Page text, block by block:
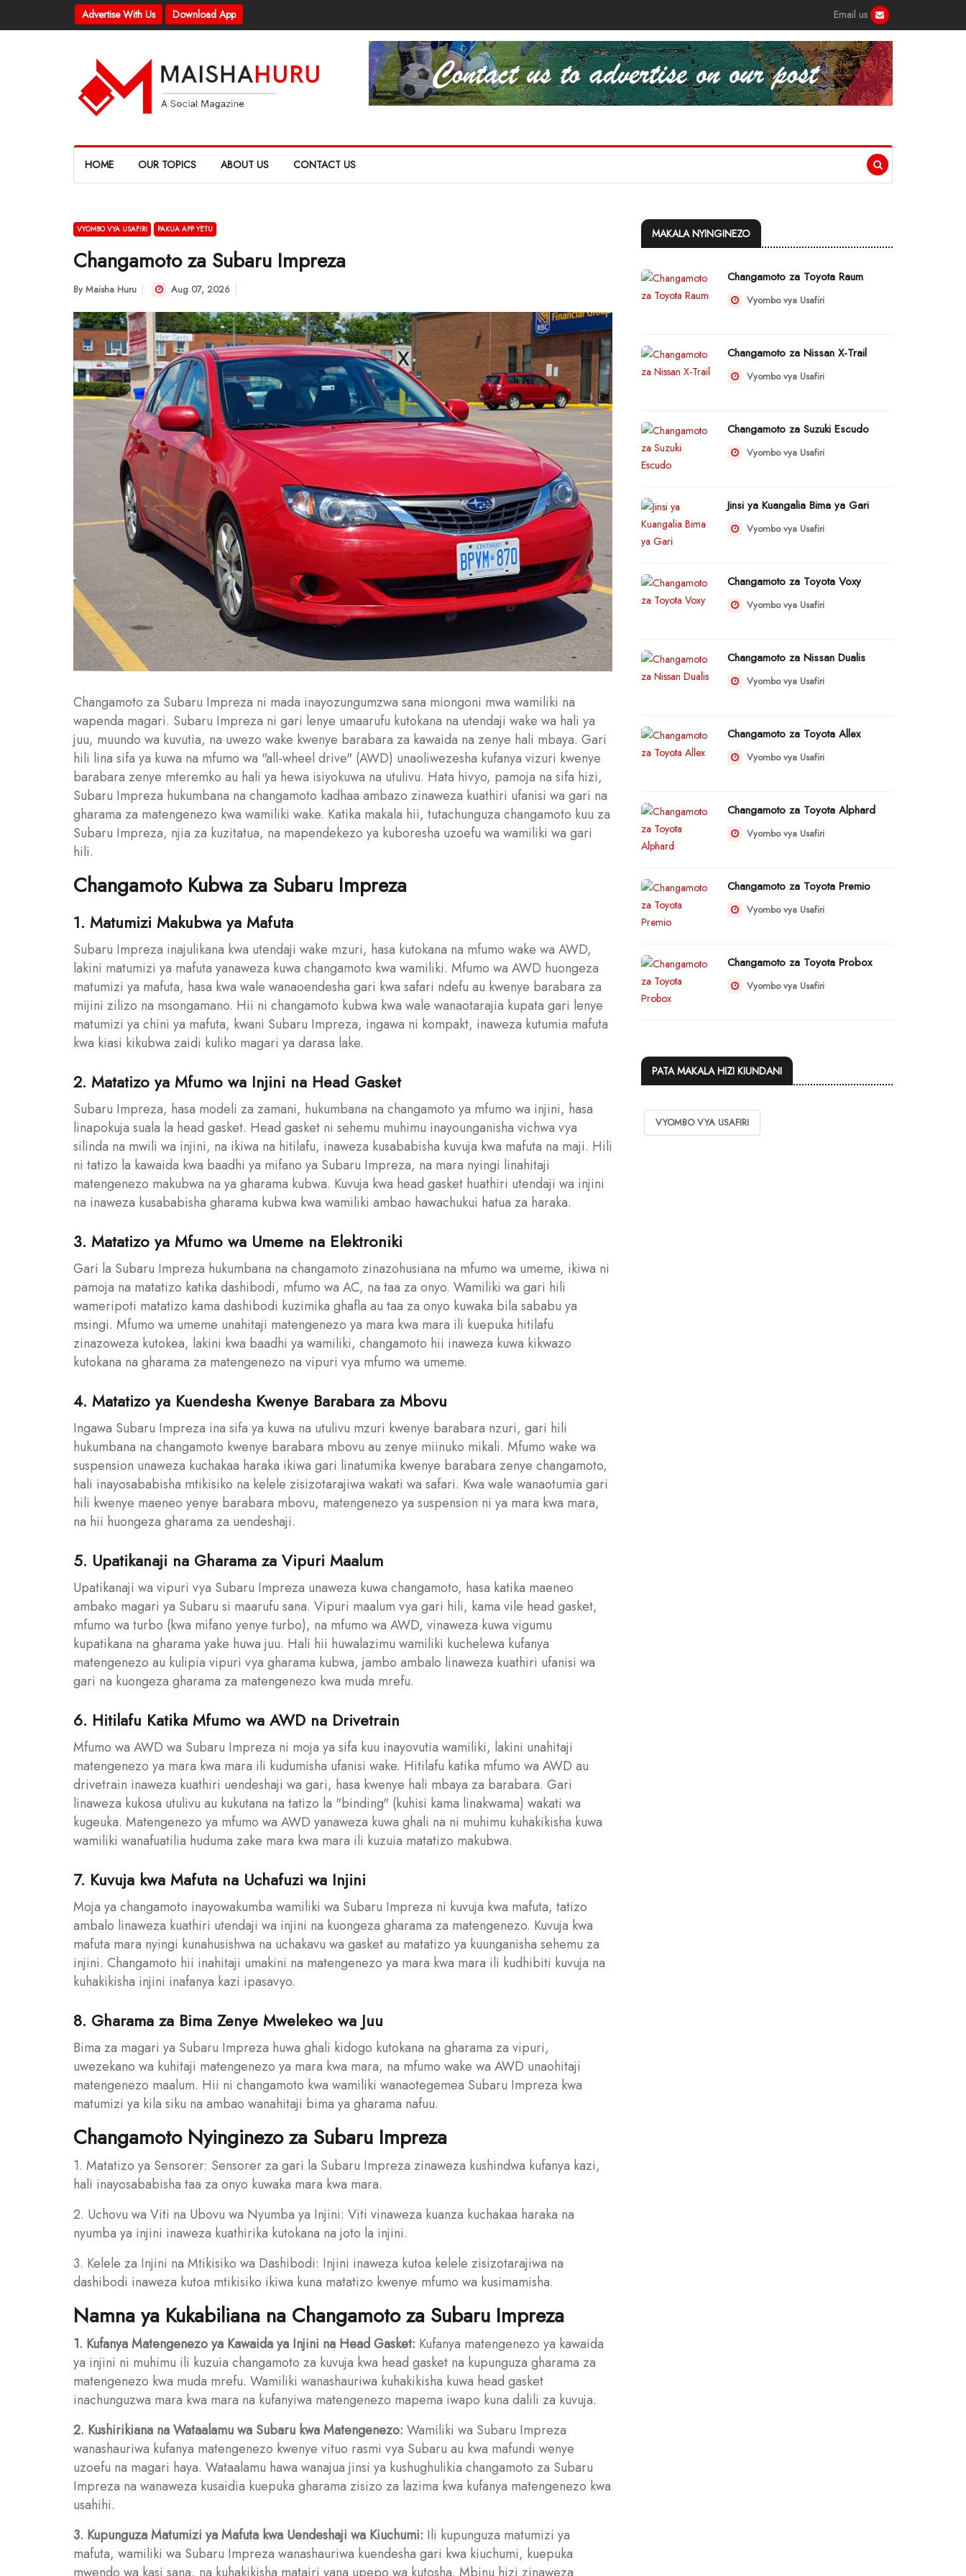
Advertise With Us Download App Email us
HOME OUR TOPICS ABOUT US CONTACT US
VYOMBO VYA USAFIRI PAKUA APP YETU
Changamoto za Subaru Impreza
By Maisha Huru Aug 07, 2026
Changamoto za Subaru Impreza ni mada inayozungumzwa sana miongoni mwa wamiliki na
wapenda magari. Subaru Impreza ni gari lenye umaarufu kutokana na utendaji wake wa hali ya
juu, muundo wa kuvutia, na uwezo wake kwenye barabara za kawaida na zenye hali mbaya. Gari
hili lina sifa ya kuwa na mfumo wa "all-wheel drive" (AWD) unaoliwezesha kufanya vizuri kwenye
barabara zenye mteremko au hali ya hewa isiyokuwa na utulivu. Hata hivyo, pamoja na sifa hizi,
Subaru Impreza hukumbana na changamoto kadhaa ambazo zinaweza kuathiri ufanisi wa gari na
gharama za matengenezo kwa wamiliki wake. Katika makala hii, tutachunguza changamoto kuu za
Subaru Impreza, njia za kuzitatua, na mapendekezo ya kuboresha uzoefu wa wamiliki wa gari
hili.
Changamoto Kubwa za Subaru Impreza
1. Matumizi Makubwa ya Mafuta
Subaru Impreza inajulikana kwa utendaji wake mzuri, hasa kutokana na mfumo wake wa AWD,
lakini matumizi ya mafuta yanaweza kuwa changamoto kwa wamiliki. Mfumo wa AWD huongeza
matumizi ya mafuta, hasa kwa wale wanaoendesha gari kwa safari ndefu au kwenye barabara za
mijini zilizo na msongamano. Hii ni changamoto kubwa kwa wale wanaotarajia kupata gari lenye
matumizi ya chini ya mafuta, kwani Subaru Impreza, ingawa ni kompakt, inaweza kutumia mafuta
kwa kiasi kikubwa zaidi kuliko magari ya darasa lake.
2. Matatizo ya Mfumo wa Injini na Head Gasket
Subaru Impreza, hasa modeli za zamani, hukumbana na changamoto ya mfumo wa injini, hasa
linapokuja suala la head gasket. Head gasket ni sehemu muhimu inayounganisha vichwa vya
silinda na mwili wa injini, na ikiwa na hitilafu, inaweza kusababisha kuvuja kwa mafuta na maji. Hili
ni tatizo la kawaida kwa baadhi ya mifano ya Subaru Impreza, na mara nyingi linahitaji
matengenezo makubwa na ya gharama kubwa. Kuvuja kwa head gasket huathiri utendaji wa injini
na inaweza kusababisha gharama kubwa kwa wamiliki ambao hawachukui hatua za haraka.
3. Matatizo ya Mfumo wa Umeme na Elektroniki
Gari la Subaru Impreza hukumbana na changamoto zinazohusiana na mfumo wa umeme, ikiwa ni
pamoja na matatizo katika dashibodi, mfumo wa AC, na taa za onyo. Wamiliki wa gari hili
wameripoti matatizo kama dashibodi kuzimika ghafla au taa za onyo kuwaka bila sababu ya
msingi. Mfumo wa umeme unahitaji matengenezo ya mara kwa mara ili kuepuka hitilafu
zinazoweza kutokea, lakini kwa baadhi ya wamiliki, changamoto hii inaweza kuwa kikwazo
kutokana na gharama za matengenezo na vipuri vya mfumo wa umeme.
4. Matatizo ya Kuendesha Kwenye Barabara za Mbovu
Ingawa Subaru Impreza ina sifa ya kuwa na utulivu mzuri kwenye barabara nzuri, gari hili
hukumbana na changamoto kwenye barabara mbovu au zenye miinuko mikali. Mfumo wake wa
suspension unaweza kuchakaa haraka ikiwa gari linatumika kwenye barabara zenye changamoto,
hali inayosababisha mtikisiko na kelele zisizotarajiwa wakati wa safari. Kwa wale wanaotumia gari
hili kwenye maeneo yenye barabara mbovu, matengenezo ya suspension ni ya mara kwa mara,
na hii huongeza gharama za uendeshaji.
5. Upatikanaji na Gharama za Vipuri Maalum
Upatikanaji wa vipuri vya Subaru Impreza unaweza kuwa changamoto, hasa katika maeneo
ambako magari ya Subaru si maarufu sana. Vipuri maalum vya gari hili, kama vile head gasket,
mfumo wa turbo (kwa mifano yenye turbo), na mfumo wa AWD, vinaweza kuwa vigumu
kupatikana na gharama yake huwa juu. Hali hii huwalazimu wamiliki kuchelewa kufanya
matengenezo au kulipia vipuri vya gharama kubwa, jambo ambalo linaweza kuathiri ufanisi wa
gari na kuongeza gharama za matengenezo kwa muda mrefu.
6. Hitilafu Katika Mfumo wa AWD na Drivetrain
Mfumo wa AWD wa Subaru Impreza ni moja ya sifa kuu inayovutia wamiliki, lakini unahitaji
matengenezo ya mara kwa mara ili kudumisha ufanisi wake. Hitilafu katika mfumo wa AWD au
drivetrain inaweza kuathiri uendeshaji wa gari, hasa kwenye hali mbaya za barabara. Gari
linaweza kukosa utulivu au kukutana na tatizo la "binding" (kuhisi kama linakwama) wakati wa
kugeuka. Matengenezo ya mfumo wa AWD yanaweza kuwa ghali na ni muhimu kuhakikisha kuwa
wamiliki wanafuatilia huduma zake mara kwa mara ili kuzuia matatizo makubwa.
7. Kuvuja kwa Mafuta na Uchafuzi wa Injini
Moja ya changamoto inayowakumba wamiliki wa Subaru Impreza ni kuvuja kwa mafuta, tatizo
ambalo linaweza kuathiri utendaji wa injini na kuongeza gharama za matengenezo. Kuvuja kwa
mafuta mara nyingi kunahusishwa na uchakavu wa gasket au matatizo ya kuunganisha sehemu za
injini. Changamoto hii inahitaji umakini na matengenezo ya mara kwa mara ili kudhibiti kuvuja na
kuhakikisha injini inafanya kazi ipasavyo.
8. Gharama za Bima Zenye Mwelekeo wa Juu
Bima za magari ya Subaru Impreza huwa ghali kidogo kutokana na gharama za vipuri,
uwezekano wa kuhitaji matengenezo ya mara kwa mara, na mfumo wake wa AWD unaohitaji
matengenezo maalum. Hii ni changamoto kwa wamiliki wanaotegemea Subaru Impreza kwa
matumizi ya kila siku na ambao wanahitaji bima ya gharama nafuu.
Changamoto Nyinginezo za Subaru Impreza
1. Matatizo ya Sensorer: Sensorer za gari la Subaru Impreza zinaweza kushindwa kufanya kazi,
hali inayosababisha taa za onyo kuwaka mara kwa mara.
2. Uchovu wa Viti na Ubovu wa Nyumba ya Injini: Viti vinaweza kuanza kuchakaa haraka na
nyumba ya injini inaweza kuathirika kutokana na joto la injini.
3. Kelele za Injini na Mtikisiko wa Dashibodi: Injini inaweza kutoa kelele zisizotarajiwa na
dashibodi inaweza kutoa mtikisiko ikiwa kuna matatizo kwenye mfumo wa kusimamisha.
Namna ya Kukabiliana na Changamoto za Subaru Impreza
1. Kufanya Matengenezo ya Kawaida ya Injini na Head Gasket: Kufanya matengenezo ya kawaida
ya injini ni muhimu ili kuzuia changamoto za kuvuja kwa head gasket na kupunguza gharama za
matengenezo kwa muda mrefu. Wamiliki wanashauriwa kuhakikisha kuwa head gasket
inachunguzwa mara kwa mara na kufanyiwa matengenezo mapema iwapo kuna dalili za kuvuja.
2. Kushirikiana na Wataalamu wa Subaru kwa Matengenezo: Wamiliki wa Subaru Impreza
wanashauriwa kufanya matengenezo kwenye vituo rasmi vya Subaru au kwa mafundi wenye
uzoefu na magari haya. Wataalamu hawa wanajua jinsi ya kushughulikia changamoto za Subaru
Impreza na wanaweza kusaidia kuepuka gharama zisizo za lazima kwa kufanya matengenezo kwa
usahihi.
3. Kupunguza Matumizi ya Mafuta kwa Uendeshaji wa Kiuchumi: Ili kupunguza matumizi ya
mafuta, wamiliki wa Subaru Impreza wanashauriwa kuendesha gari kwa kiuchumi, kuepuka
MAKALA NYINGINEZO
Changamoto za Toyota Raum
Vyombo vya Usafiri
Changamoto za Nissan X-Trail
Vyombo vya Usafiri
Changamoto za Suzuki Escudo
Vyombo vya Usafiri
Jinsi ya Kuangalia Bima ya Gari
Vyombo vya Usafiri
Changamoto za Toyota Voxy
Vyombo vya Usafiri
Changamoto za Nissan Dualis
Vyombo vya Usafiri
Changamoto za Toyota Allex
Vyombo vya Usafiri
Changamoto za Toyota Alphard
Vyombo vya Usafiri
Changamoto za Toyota Premio
Vyombo vya Usafiri
Changamoto za Toyota Probox
Vyombo vya Usafiri
PATA MAKALA HIZI KIUNDANI
VYOMBO VYA USAFIRI